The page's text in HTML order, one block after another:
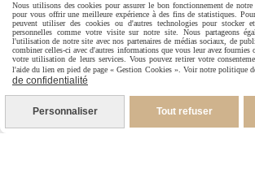
Nous utilisons des cookies pour assurer le bon fonctionnement de
pour vous offrir une meilleure expérience à des fins de statistiques.
peuvent utiliser des cookies ou d'autres technologies pour stocker
personnelles comme votre visite sur notre site. Nous partageons
l'utilisation de notre site avec nos partenaires de médias sociaux, de
combiner celles-ci avec d'autres informations que vous leur avez
votre utilisation de leurs services. Vous pouvez retirer votre
l'aide du lien en pied de page « Gestion Cookies ». Voir notre politique
de confidentialité
Personnaliser Tout refuser